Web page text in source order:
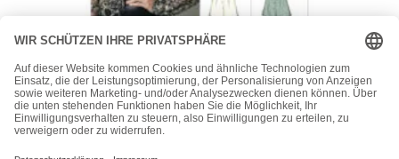
Vogue
Vogue Schnittmuster V8772 – Bluse – 6 Varianten
24,00€